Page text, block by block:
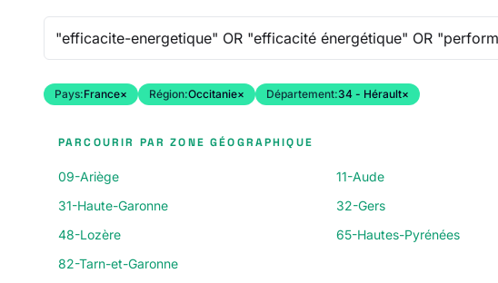
Pays:France× Région:Occitanie× Département:34 - Hérault×
PARCOURIR PAR ZONE GÉOGRAPHIQUE
09-Ariège 11-Aude
31-Haute-Garonne
32-Gers
48-Lozère
65-Hautes-Pyrénées
82-Tarn-et-Garonne